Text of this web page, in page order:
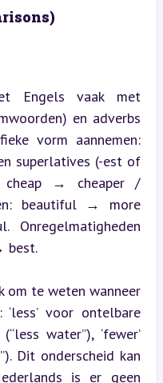
Engels vaak met
en adverbs
vorm aannemen:
superlatives (-est of
cheap → cheaper /
beautiful → more
best.
om te weten wanneer
‘less’ voor ontelbare
water”), ‘fewer’
Dit onderscheid kan
is er geen